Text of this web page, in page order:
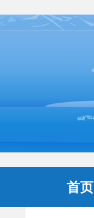
首页